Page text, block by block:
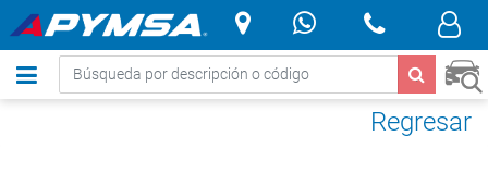
.
Regresar